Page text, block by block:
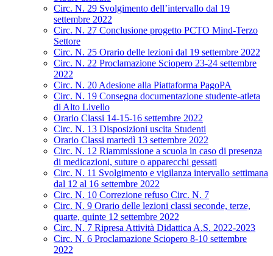
Circ. N. 29 Svolgimento dell’intervallo dal 19
settembre 2022
Circ. N. 27 Conclusione progetto PCTO Mind-Terzo
Settore
Circ. N. 25 Orario delle lezioni dal 19 settembre 2022
Circ. N. 22 Proclamazione Sciopero 23-24 settembre
2022
Circ. N. 20 Adesione alla Piattaforma PagoPA
Circ. N. 19 Consegna documentazione studente-atleta
di Alto Livello
Orario Classi 14-15-16 settembre 2022
Circ. N. 13 Disposizioni uscita Studenti
Orario Classi martedì 13 settembre 2022
Circ. N. 12 Riammissione a scuola in caso di presenza
di medicazioni, suture o apparecchi gessati
Circ. N. 11 Svolgimento e vigilanza intervallo settimana
dal 12 al 16 settembre 2022
Circ. N. 10 Correzione refuso Circ. N. 7
Circ. N. 9 Orario delle lezioni classi seconde, terze,
quarte, quinte 12 settembre 2022
Circ. N. 7 Ripresa Attività Didattica A.S. 2022-2023
Circ. N. 6 Proclamazione Sciopero 8-10 settembre
2022